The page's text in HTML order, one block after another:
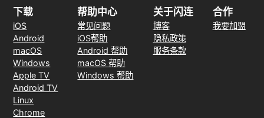
下载
iOS
Android
macOS
Windows
Apple TV
Android TV
Linux
Chrome
帮助中心
常见问题
iOS帮助
Android 帮助
macOS 帮助
Windows 帮助
关于闪连
博客
隐私政策
服务条款
合作
我要加盟